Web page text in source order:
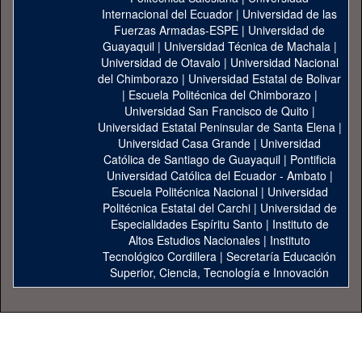
Internacional del Ecuador | Universidad de las
Fuerzas Armadas-ESPE | Universidad de
Guayaquil| Universidad Técnica de Machala|
Universidad de Otavalo | Universidad Nacional
del Chimborazo | Universidad Estatal de Bolivar
| Escuela Politécnica del Chimborazo |
Universidad San Francisco de Quito |
Universidad Estatal Peninsular de Santa Elena|
Universidad Casa Grande | Universidad
Católica de Santiago de Guayaquil| Pontificia
Universidad Católica del Ecuador - Ambato |
Escuela Politécnica Nacional| Universidad
Politécnica Estatal del Carchi| Universidad de
Especialidades Espíritu Santo | Instituto de
Altos Estudios Nacionales | Instituto
Tecnológico Cordillera | Secretaría Educación
Superior, Ciencia, Tecnología e Innovación